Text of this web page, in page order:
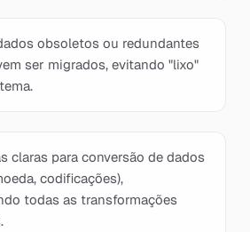
obsoletos ou redundantes
ser migrados, evitando "lixo"
claras para conversão de dados
codificações),
todas as transformações